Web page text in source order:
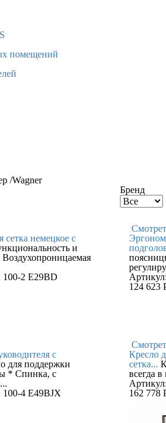
помещений
/Wagner
Бренд
сетка немецкое c
и
Воздухопроницаемая
2 E29BD
124 623
с
для поддержки
* Спинка, c
4 E49BJX
Кресло
сетка...
всегда
162 778